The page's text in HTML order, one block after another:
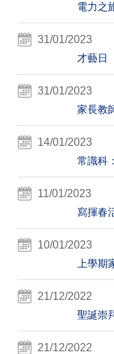
電力之
31/01/2023
才藝日
31/01/2023
家長教
14/01/2023
常識科
11/01/2023
寫揮春
10/01/2023
上學期
21/12/2022
聖誕崇
21/12/2022